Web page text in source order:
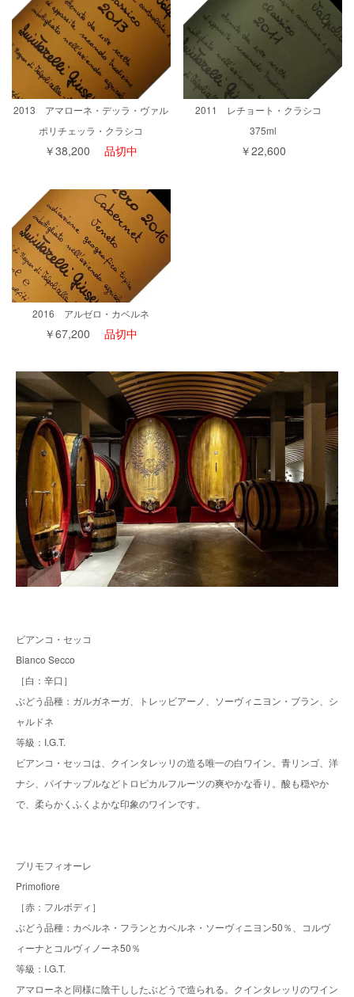
2013 アマローネ・デッラ・ヴァル
ポリチェッラ・クラシコ
￥38,200品切中
2011 レチョート・クラシコ
375ml
￥22,600
2016 アルゼロ・カベルネ
￥67,200品切中
ビアンコ・セッコ
Bianco Secco
［白：辛口］
ぶどう品種：ガルガネーガ、トレッビアーノ、ソーヴィニヨン・ブラン、シ
ャルドネ
等級：I.G.T.
ビアンコ・セッコは、クインタレッリの造る唯一の白ワイン。青リンゴ、洋
ナシ、パイナップルなどトロピカルフルーツの爽やかな香り。酸も穏やか
で、柔らかくふくよかな印象のワインです。
プリモフィオーレ
Primofiore
［赤：フルボディ］
ぶどう品種：カベルネ・フランとカベルネ・ソーヴィニヨン50％、コルヴ
ィーナとコルヴィノーネ50％
等級：I.G.T.
アマローネと同様に陰干ししたぶどうで造られる。クインタレッリのワイン